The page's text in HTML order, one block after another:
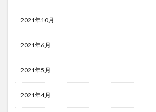
2021年10月
2021年6月
2021年5月
2021年4月